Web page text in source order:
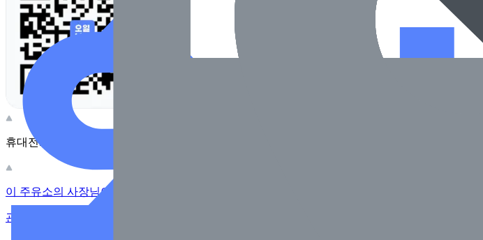
휴대전화 카메라로 찍어보세요
이 주유소의 사장님이신가요?
관리하기